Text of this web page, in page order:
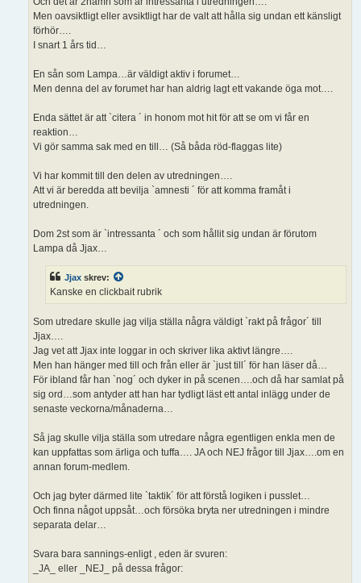
Men oavsiktligt eller avsiktligt har de valt att hålla sig undan ett känsligt
förhör….
I snart 1 års tid…
En sån som Lampa…är väldigt aktiv i forumet…
Men denna del av forumet har han aldrig lagt ett vakande öga mot….
Enda sättet är att `citera ´ in honom mot hit för att se om vi får en
reaktion…
Vi gör samma sak med en till… (Så båda röd-flaggas lite)
Vi har kommit till den delen av utredningen….
Att vi är beredda att bevilja `amnesti ´ för att komma framåt i
utredningen.
Dom 2st som är `intressanta ´ och som hållit sig undan är förutom
Lampa då Jjax…
Jjax skrev:
Kanske en clickbait rubrik
Som utredare skulle jag vilja ställa några väldigt `rakt på frågor´ till
Jjax….
Jag vet att Jjax inte loggar in och skriver lika aktivt längre….
Men han hänger med till och från eller är `just till´ för han läser då…
För ibland får han `nog´ och dyker in på scenen….och då har samlat på
sig ord…som antyder att han har tydligt läst ett antal inlägg under de
senaste veckorna/månaderna…
Så jag skulle vilja ställa som utredare några egentligen enkla men de
kan uppfattas som ärliga och tuffa…. JA och NEJ frågor till Jjax….om en
annan forum-medlem.
Och jag byter därmed lite `taktik´ för att förstå logiken i pusslet…
Och finna något uppsåt…och försöka bryta ner utredningen i mindre
separata delar…
Svara bara sannings-enligt , eden är svuren:
_JA_ eller _NEJ_ på dessa frågor: